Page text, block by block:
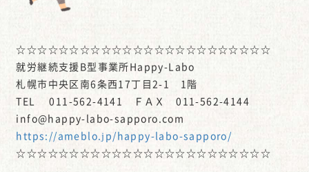
☆☆☆☆☆☆☆☆☆☆☆☆☆☆☆☆☆☆☆☆☆☆☆☆
就労継続支援B型事業所Happy-Labo
札幌市中央区南6条西17丁目2-1 1階
TEL 011-562-4141 ＦＡＸ 011-562-4144
info@happy-labo-sapporo.com
https://ameblo.jp/happy-labo-sapporo/
☆☆☆☆☆☆☆☆☆☆☆☆☆☆☆☆☆☆☆☆☆☆☆☆